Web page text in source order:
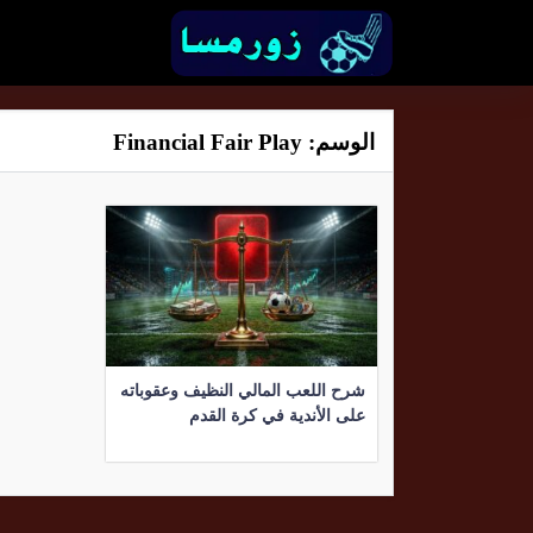
الوسم: Financial Fair Play
شرح اللعب المالي النظيف وعقوباته
على الأندية في كرة القدم